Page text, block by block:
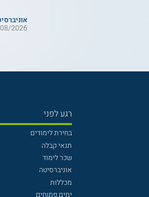
2026
רגע לפני
בחירת לימודים
תנאי קבלה
שכר לימוד
אוניברסיטה
מכללות
ימים פתוחים